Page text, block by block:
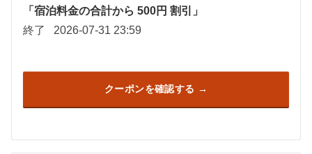
「宿泊料金の合計から 500円 割引」
終了
2026-07-31 23:59
クーポンを確認する